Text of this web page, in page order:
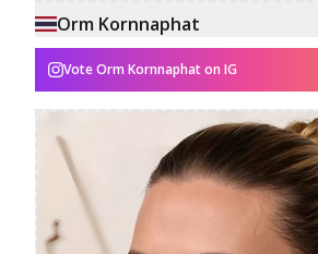
Orm Kornnaphat
VoteOrm Kornnaphaton IG